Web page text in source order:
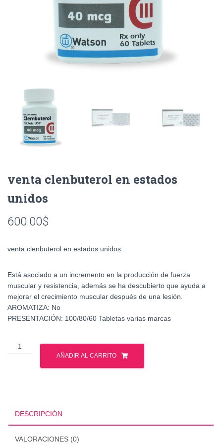
venta clenbuterol en estados
unidos
600.00$
venta clenbuterol en estados unidos
Está asociado a un incremento en la producción de fuerza
muscular y resistencia, además se ha descubierto que ayuda a
mejorar el crecimiento muscular después de una lesión.
AROMATIZA: No
PRESENTACIÓN: 100/80/60 Tabletas varias marcas
venta
clenbuterol
AÑADIR AL CARRITO
DESCRIPCIÓN
VALORACIONES (0)